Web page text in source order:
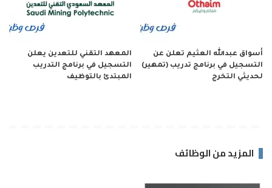
أسواق عبدالله العثيم تعلن عن
التسجيل في برنامج تدريب (تمهير)
لحديثي التخرج
المعهد التقني للتعدين يعلن
التسجيل في برنامج التدريب
المبتدئ بالتوظيف
المزيد من الوظائف